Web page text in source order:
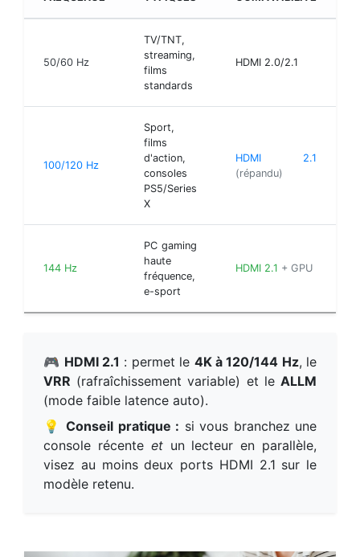
50/60 Hz
TV/TNT,
streaming,
films
standards
HDMI 2.0/2.1
100/120 Hz
Sport,
films
d'action,
consoles
PS5/Series
X
HDMI 2.1
(répandu)
144 Hz
PC gaming
haute
fréquence,
e-sport
HDMI 2.1 + GPU
🎮 HDMI 2.1 : permet le 4K à 120/144 Hz, le
VRR (rafraîchissement variable) et le ALLM
(mode faible latence auto).
💡 Conseil pratique : si vous branchez une
console récente etun lecteur en parallèle,
visez au moins deux ports HDMI 2.1 sur le
modèle retenu.